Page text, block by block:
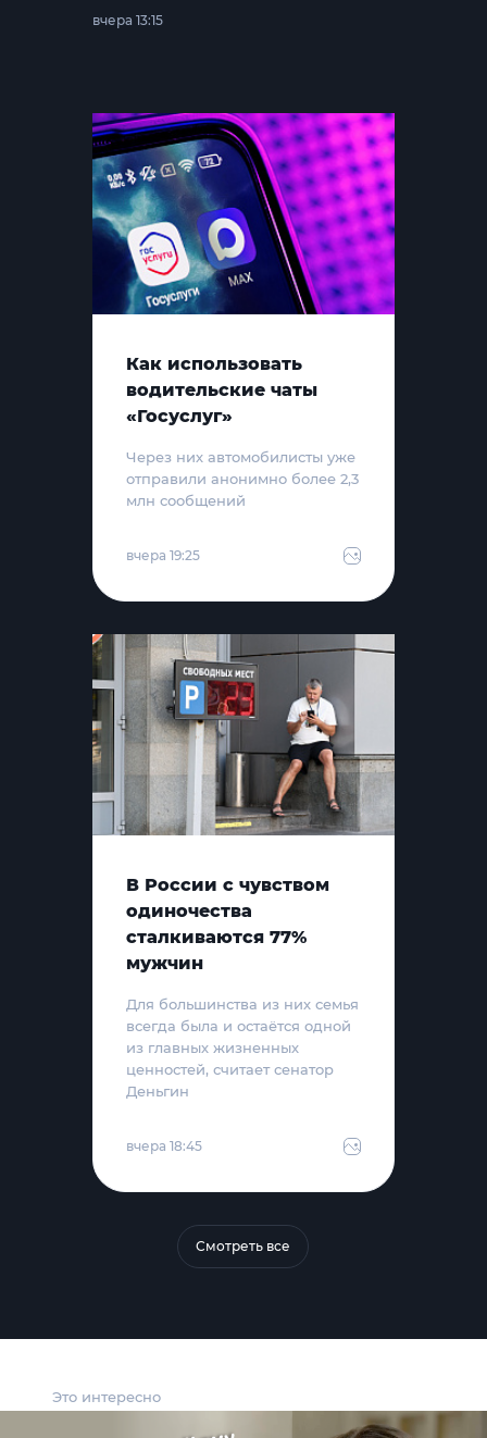
Это интересно
вчера 13:15
Как использовать
водительские чаты
«Госуслуг»
Через них автомобилисты уже
отправили анонимно более 2,3
млн сообщений
вчера 19:25
В России с чувством
одиночества
сталкиваются 77%
мужчин
Для большинства из них семья
всегда была и остаётся одной
из главных жизненных
ценностей, считает сенатор
Деньгин
вчера 18:45
Смотреть все